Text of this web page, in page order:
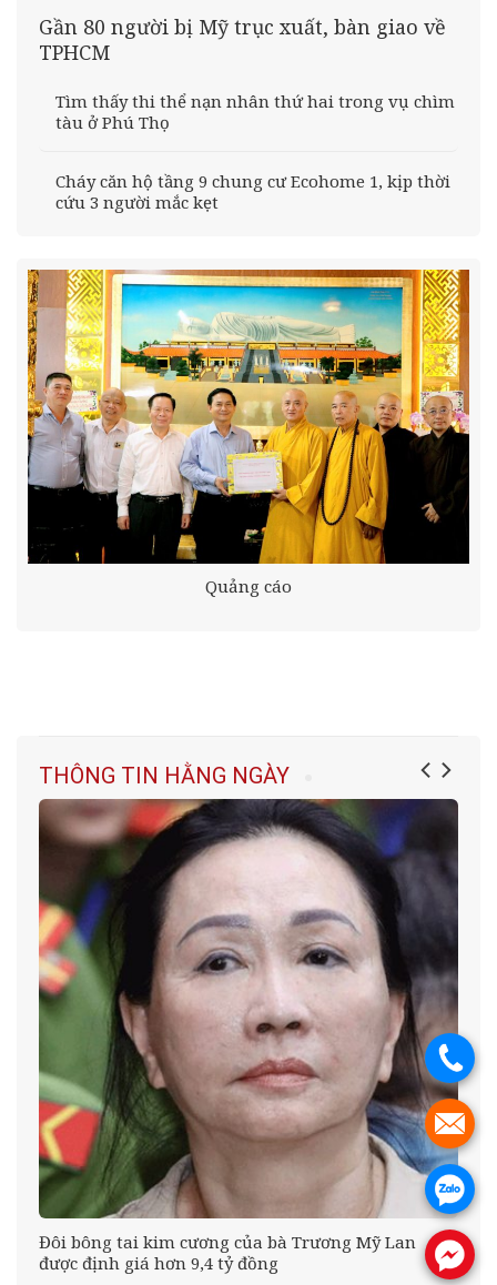
Gần 80 người bị Mỹ trục xuất, bàn giao về
TPHCM
Tìm thấy thi thể nạn nhân thứ hai trong vụ chìm
tàu ở Phú Thọ
Cháy căn hộ tầng 9 chung cư Ecohome 1, kịp thời
cứu 3 người mắc kẹt
Quảng cáo
THÔNG TIN HẰNG NGÀY
Đôi bông tai kim cương của bà Trương Mỹ Lan
được định giá hơn 9,4 tỷ đồng
.
.
.
.